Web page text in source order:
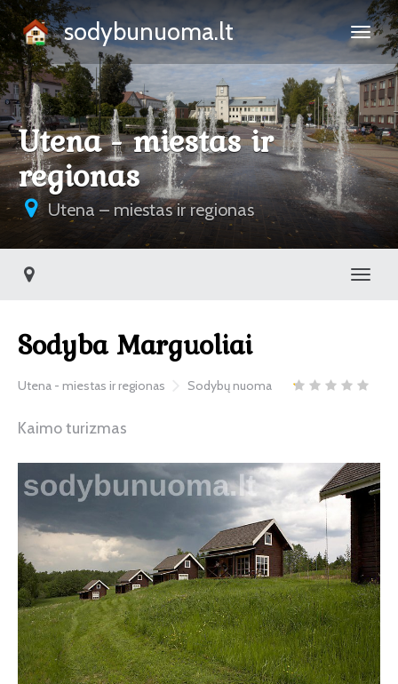
sodybunuoma.lt
Utena - miestas ir
regionas
Utena – miestas ir regionas
Sodyba Marguoliai
Utena - miestas ir regionas Sodybų nuoma
Kaimo turizmas